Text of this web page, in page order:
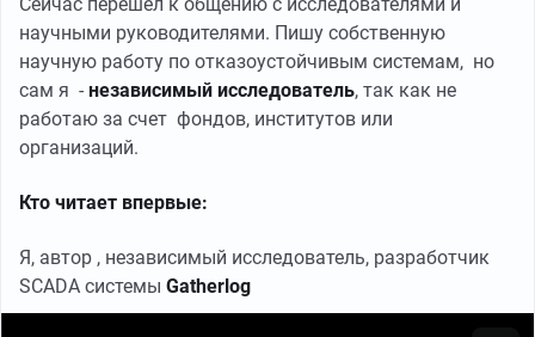
научными руководителями. Пишу собственную
научную работу по отказоустойчивым системам, но
сам я - независимый исследователь, так как не
работаю за счет фондов, институтов или
организаций.
Кто читает впервые:
Я, автор , независимый исследователь, разработчик
SCADA системы Gatherlog